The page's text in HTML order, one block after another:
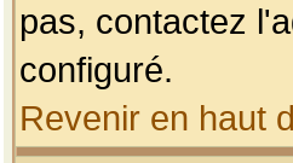
pas, contactez
configuré.
Revenir en haut